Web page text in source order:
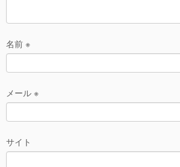
名前 ※
メール ※
サイト